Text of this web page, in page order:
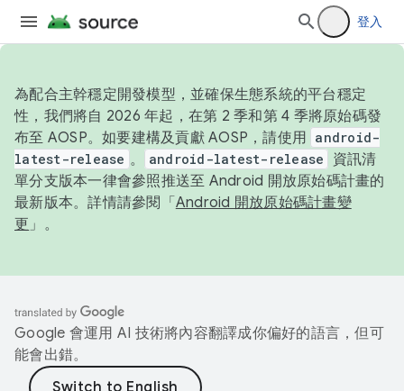
登入
為配合主幹穩定開發模型，並確保生態系統的平台穩定
性，我們將自 2026 年起，在第 2 季和第 4 季將原始碼發
布至 AOSP。如要建構及貢獻 AOSP，請使用 android-
latest-release 。 android-latest-release
資訊清
單分支版本一律會參照推送至 Android 開放原始碼計畫的
最新版本。詳情請參閱「 Android 開放原始碼計畫變
更 」。
Google 會運用 AI 技術將內容翻譯成你偏好的語言，但可
能會出錯。